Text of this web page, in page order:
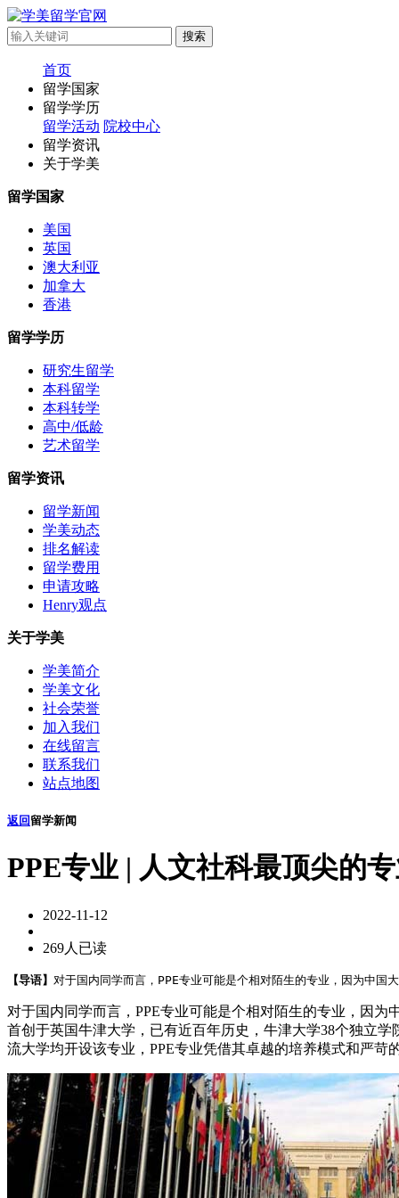
首页
留学国家
留学学历
留学活动 院校中心
留学资讯
关于学美
留学国家
美国
英国
澳大利亚
加拿大
香港
留学学历
研究生留学
本科留学
本科转学
高中/低龄
艺术留学
留学资讯
留学新闻
学美动态
排名解读
留学费用
申请攻略
Henry观点
关于学美
学美简介
学美文化
社会荣誉
加入我们
在线留言
联系我们
站点地图
返回 留学新闻
PPE专业 | 人文社科最顶尖的
2022-11-12
269人已读
【导语】 对于国内同学而言，PPE专业可能是个相对陌生的专业，因为中
对于国内同学而言，PPE专业可能是个相对陌生的专业，因
首创于英国牛津大学，已有近百年历史，牛津大学38个独立
流大学均开设该专业，PPE专业凭借其卓越的培养模式和严